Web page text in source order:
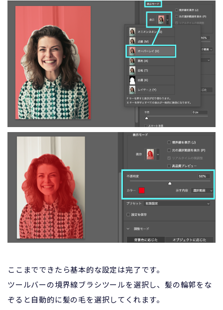
ここまでできたら基本的な設定は完了です。
ツールバーの境界線ブラシツールを選択し、髪の輪郭をな
ぞると自動的に髪の毛を選択してくれます。